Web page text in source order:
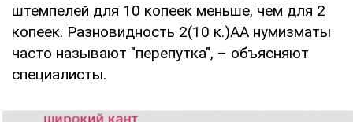
штемпелей для 10 копеек меньше, чем для 2
копеек. Разновидность 2(10 к.)АА нумизматы
часто называют "перепутка", – объясняют
специалисты.